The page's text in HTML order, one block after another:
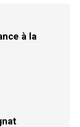
à la